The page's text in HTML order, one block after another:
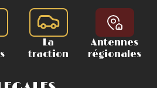
La
traction
Antennes
régionales